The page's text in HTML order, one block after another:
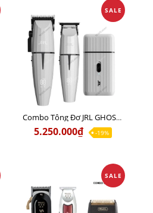
SALE
Combo Tông Đơ JRL GHOST 2 Limited Edition Chính Hãng USA
5.250.000₫ -19%
SALE